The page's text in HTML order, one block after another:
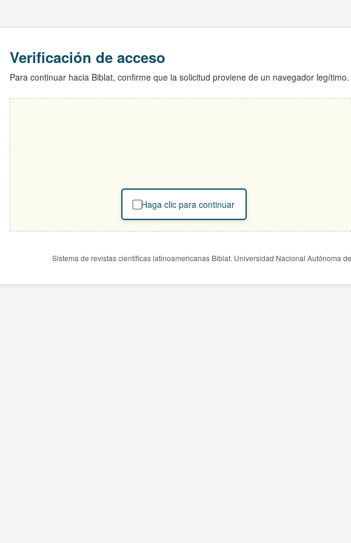
Verificación de acceso
Para continuar hacia Biblat, confirme que la solicitud proviene de un navegador legítimo.
Haga clic para continuar
Sistema de revistas científicas latinoamericanas Biblat. Universidad Nacional Autónoma